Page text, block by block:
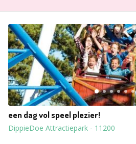
een dag vol speel plezier!
DippieDoe Attractiepark - 11200